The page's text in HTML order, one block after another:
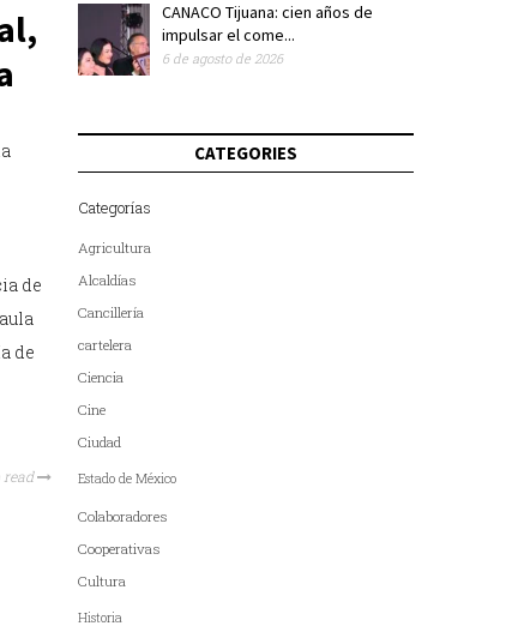
de
de
read
CANACO Tijuana: cien años de
impulsar el come...
6 de agosto de 2026
CATEGORIES
Categorías
Agricultura
Alcaldías
Cancillería
cartelera
Ciencia
Cine
Ciudad
Estado de México
Colaboradores
Cooperativas
Cultura
Historia